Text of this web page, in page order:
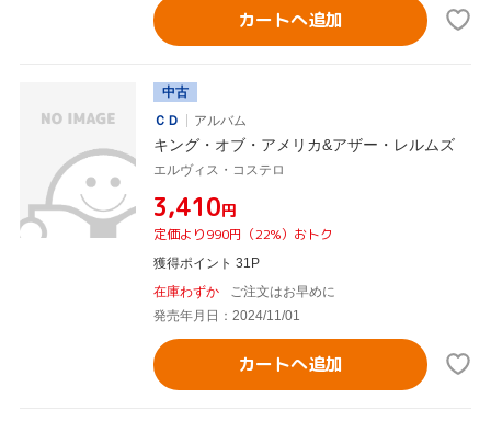
カートへ追加
中古
ＣＤ
アルバム
キング・オブ・アメリカ&アザー・レルムズ
エルヴィス・コステロ
¥3,410円
定価より990円（22%）おトク
獲得ポイント 31P
在庫わずか
ご注文はお早めに
発売年月日：2024/11/01
カートへ追加